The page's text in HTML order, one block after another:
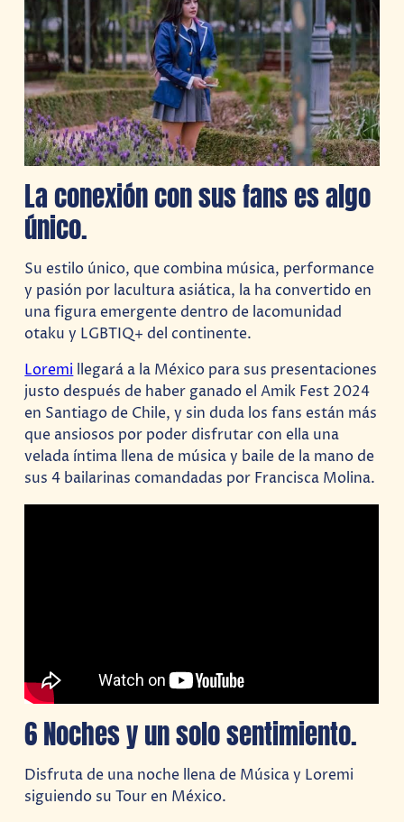
La conexión con sus fans es algo
único.
Su estilo único, que combina música, performance
y pasión por lacultura asiática, la ha convertido en
una figura emergente dentro de lacomunidad
otaku y LGBTIQ+ del continente.
Loremi llegará a la México para sus presentaciones
justo después de haber ganado el Amik Fest 2024
en Santiago de Chile, y sin duda los fans están más
que ansiosos por poder disfrutar con ella una
velada íntima llena de música y baile de la mano de
sus 4 bailarinas comandadas por Francisca Molina.
6 Noches y un solo sentimiento.
Disfruta de una noche llena de Música y Loremi
siguiendo su Tour en México.